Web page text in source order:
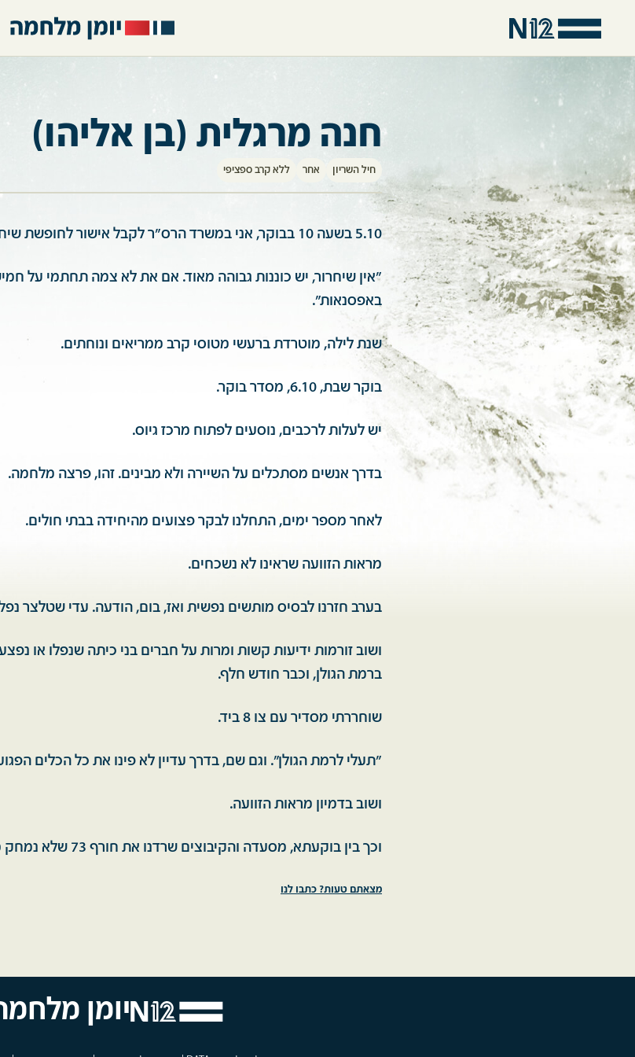
חנה מרגלית (בן אליהו)
חיל השריון אחר ללא קרב ספציפי
5.10 בשעה 10 בבוקר, אני במשרד הרס"ר לקבל אישור לחופשת שיחרור מסדיר.
"אין שיחרור, יש כוננות גבוהה מאוד. אם את לא צמה תחתמי על
באפסנאות".
שנת לילה, מוטרדת ברעשי מטוסי קרב ממריאים ונוחתים.
בוקר שבת, 6.10, מסדר בוקר.
יש לעלות לרכבים, נוסעים לפתוח מרכז גיוס.
בדרך אנשים מסתכלים על השיירה ולא מבינים. זהו, פרצה מלחמה.
לאחר מספר ימים, התחלנו לבקר פצועים מהיחידה בבתי חולים.
מראות הזוועה שראינו לא נשכחים.
בערב חזרנו לבסיס מותשים נפשית ואז, בום, הודעה. עדי שטלצר
ושוב זורמות ידיעות קשות ומרות על חברים בני כיתה שנפלו או
ברמת הגולן, וכבר חודש חלף.
שוחררתי מסדיר עם צו 8 ביד.
"תעלי לרמת הגולן". וגם שם, בדרך עדיין לא פינו את כל הכלים
ושוב בדמיון מראות הזוועה.
וכך בין בוקעתא, מסעדה והקיבוצים שרדנו את חורף 73 שלא נמחק מהזיכרון גם אחרי 50 שנה.
מצאתם טעות? כתבו לנו
יומן